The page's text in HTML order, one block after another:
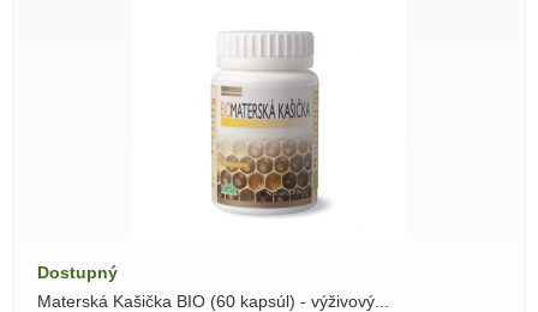
Dostupný
Materská Kašička BIO (60 kapsúl) - výživový...